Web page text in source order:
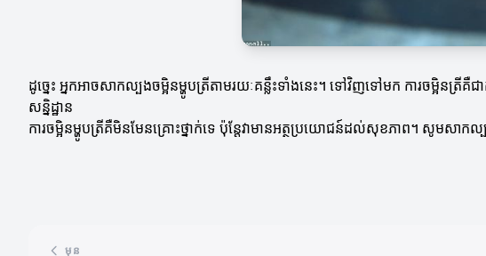
ដូច្នេះ អ្នកអាចសាកល្បងចម្អិនម្ហូបត្រីតាមរយៈគន្លឹះទាំងនេះ។ ទៅវិញទៅមក ការចម្អិនត្រី
សន្និដ្ឋាន
ការចម្អិនម្ហូបត្រីគឺមិនមែនគ្រោះថ្នាក់ទេ ប៉ុន្តែវាមានអត្ថប្រយោជន៍ដល់សុខភាព។ សូមសា
មុន